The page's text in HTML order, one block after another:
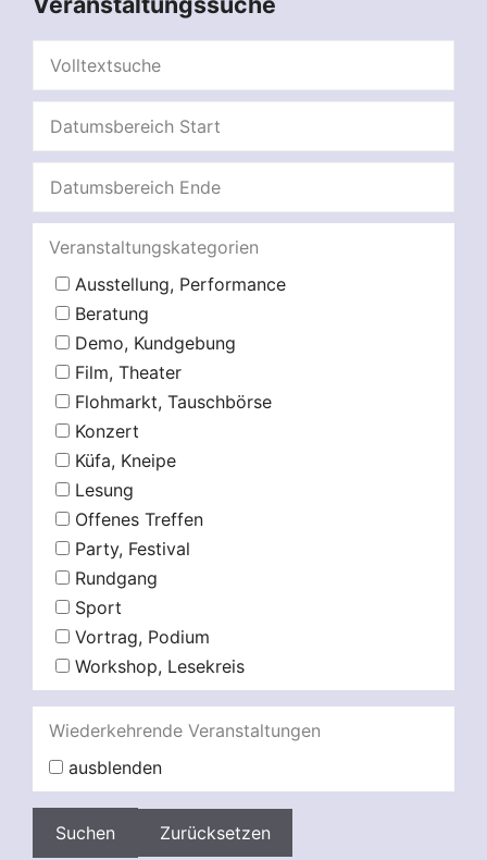
Veranstaltungskategorien
Ausstellung, Performance
Beratung
Demo, Kundgebung
Film, Theater
Flohmarkt, Tauschbörse
Konzert
Küfa, Kneipe
Lesung
Offenes Treffen
Party, Festival
Rundgang
Sport
Vortrag, Podium
Workshop, Lesekreis
Wiederkehrende Veranstaltungen
ausblenden
Zurücksetzen